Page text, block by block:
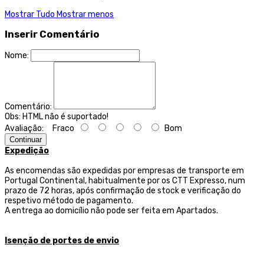
Mostrar Tudo Mostrar menos
Inserir Comentário
Nome:
Comentário:
Obs: HTML não é suportado!
Avaliação: Fraco Bom
Continuar
Expedição
As encomendas são expedidas por empresas de transporte em
Portugal Continental, habitualmente por os CTT Expresso,num
prazo de 72 horas, após confirmação de stock e verificação do
respetivo método de pagamento.
A entrega ao domicílio não pode ser feita em Apartados.
Isenção de portes de envio